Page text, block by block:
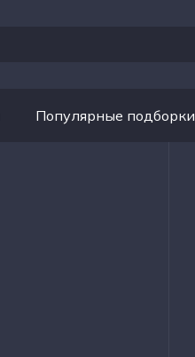
Популярные подборки